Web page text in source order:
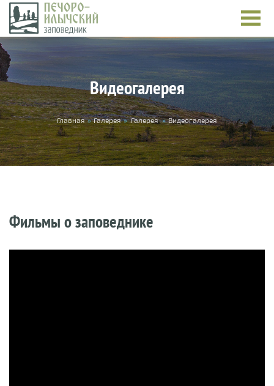
Перейти к основному содержанию
Видеогалерея
Вы здесь
Главная » Галерея » Галерея » Видеогалерея
Фильмы о заповеднике